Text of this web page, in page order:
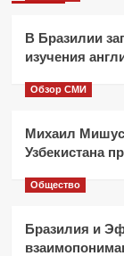
В Бразилии
изучения
Обзор СМИ
Михаил
Узбекистана
Общество
Бразилия и